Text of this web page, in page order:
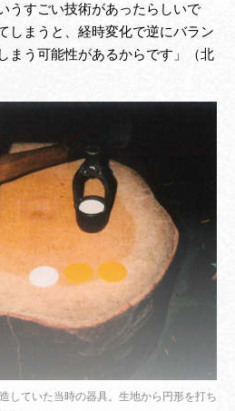
うすごい技術があったらしいで
しまうと、経時変化で逆にバラン
まう可能性があるからです」（北
していた当時の器具。生地から円形を打ち